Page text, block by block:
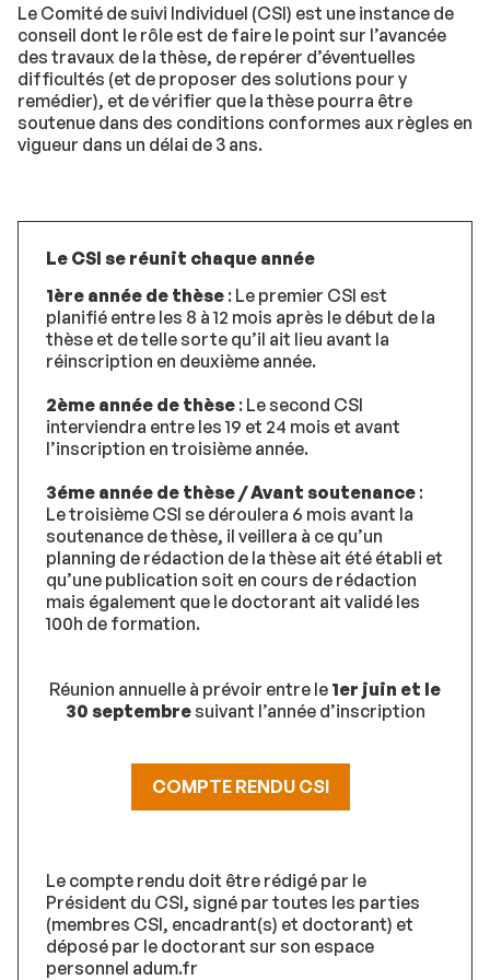
Le Comité de suivi Individuel (CSI) est une instance de
conseil dont le rôle est de faire le point sur l’avancée
des travaux de la thèse, de repérer d’éventuelles
difficultés (et de proposer des solutions pour y
remédier), et de vérifier que la thèse pourra être
soutenue dans des conditions conformes aux règles en
vigueur dans un délai de 3 ans.
Le CSI se réunit chaque année
1ère année de thèse : Le premier CSI est
planifié entre les 8 à 12 mois après le début de la
thèse et de telle sorte qu’il ait lieu avant la
réinscription en deuxième année.
2ème année de thèse : Le second CSI
interviendra entre les 19 et 24 mois et avant
l’inscription en troisième année.
3éme année de thèse / Avant soutenance :
Le troisième CSI se déroulera 6 mois avant la
soutenance de thèse, il veillera à ce qu’un
planning de rédaction de la thèse ait été établi et
qu’une publication soit en cours de rédaction
mais également que le doctorant ait validé les
100h de formation.
Réunion annuelle à prévoir entre le 1er juin et le
30 septembresuivant l’année d’inscription
COMPTE RENDU CSI
Le compte rendu doit être rédigé par le
Président du CSI, signé par toutes les parties
(membres CSI, encadrant(s) et doctorant) et
déposé par le doctorant sur son espace
personnel adum.fr